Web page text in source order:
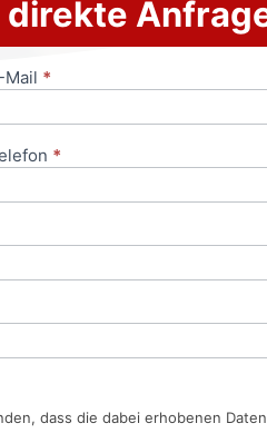
direkte
Mail *
*
dass die dabei erhobenen